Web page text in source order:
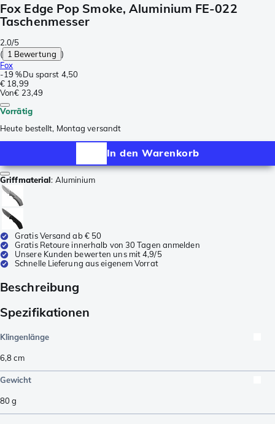
Fox Edge Pop Smoke, Aluminium FE-022
Taschenmesser
2.0/5
( 1 Bewertung )
Fox
-19 %Du sparst 4,50
€ 18,99
Von€ 23,49
Vorrätig
Heute bestellt, Montag versandt
In den Warenkorb
Griffmaterial: Aluminium
Gratis Versand ab € 50
Gratis Retoure innerhalb von 30 Tagen anmelden
Unsere Kunden bewerten uns mit 4,9/5
Schnelle Lieferung aus eigenem Vorrat
Beschreibung
Spezifikationen
Klingenlänge
6,8cm
Gewicht
80g